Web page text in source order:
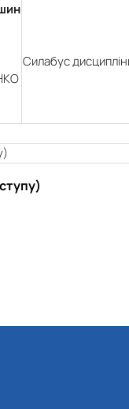
Силабус